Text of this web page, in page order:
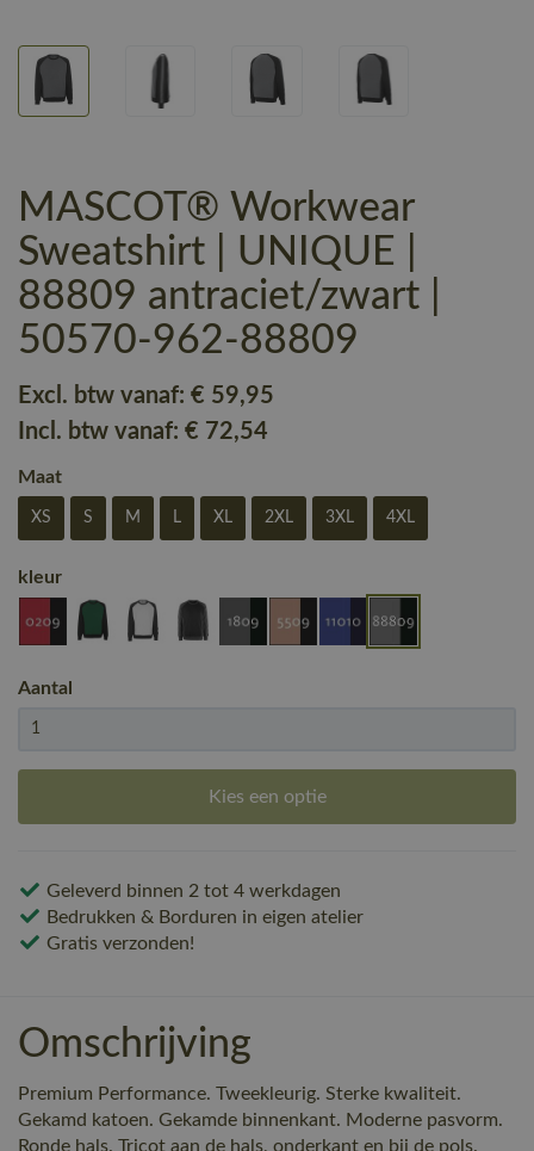
MASCOT® Workwear
Sweatshirt | UNIQUE |
88809 antraciet/zwart |
50570-962-88809
Excl. btw vanaf: € 59,95
Incl. btw vanaf: € 72,54
Maat
XS S M L XL 2XL 3XL 4XL
kleur
Aantal
Kies een optie
Geleverd binnen 2 tot 4 werkdagen
Bedrukken & Borduren in eigen atelier
Gratis verzonden!
Omschrijving
Premium Performance. Tweekleurig. Sterke kwaliteit.
Gekamd katoen. Gekamde binnenkant. Moderne pasvorm.
Ronde hals. Tricot aan de hals, onderkant en bij de pols.